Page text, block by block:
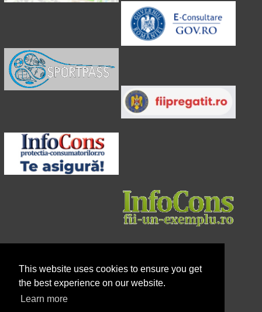
This website uses cookies to ensure you get
the best experience on our website.
Learn more